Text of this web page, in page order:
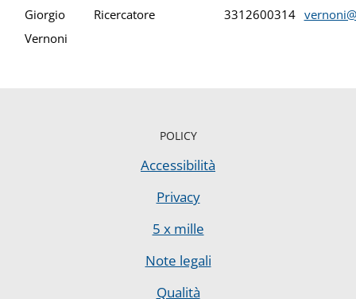
Giorgio
Vernoni
Ricercatore 3312600314
POLICY
Accessibilità
Privacy
5 x mille
Note legali
Qualità